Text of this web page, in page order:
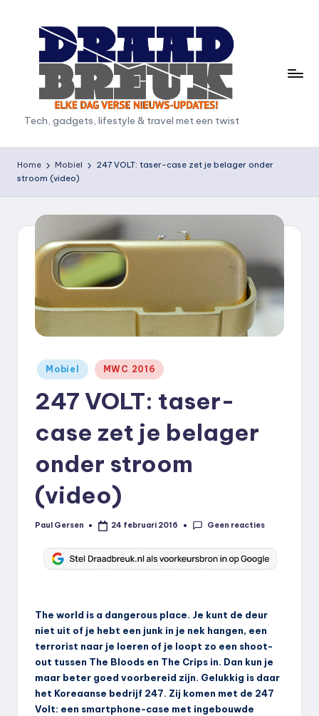
D
r
a
a
Tech, gadgets, lifestyle & travel met een twist
Home Mobiel
247 VOLT: taser-case zet je belager onder
stroom (video)
Geplaatst
in
Mobiel MWC 2016
247 VOLT: taser-
case zet je belager
onder stroom
(video)
Geplaatst
Paul Gersen 24 februari 2016 Geen reacties
The world is a dangerous place. Je kunt de deur
niet uit of je hebt een junk in je nek hangen, een
terrorist naar je loeren of je loopt zo een shoot-
out tussen The Bloods en The Crips in. Dan kun je
maar beter goed voorbereid zijn. Gelukkig is daar
het Koreaanse bedrijf 247. Zij komen met de 247
Volt: een smartphone-case met ingebouwde